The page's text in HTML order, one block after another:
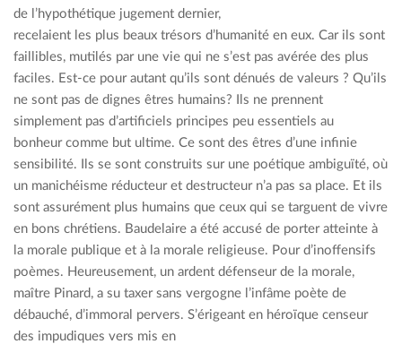
de l’hypothétique jugement dernier,
recelaient les plus beaux trésors d’humanité en eux. Car ils sont
faillibles, mutilés par une vie qui ne s’est pas avérée des plus
faciles. Est-ce pour autant qu’ils sont dénués de valeurs ? Qu’ils
ne sont pas de dignes êtres humains? Ils ne prennent
simplement pas d’artificiels principes peu essentiels au
bonheur comme but ultime. Ce sont des êtres d’une infinie
sensibilité. Ils se sont construits sur une poétique ambiguïté, où
un manichéisme réducteur et destructeur n’a pas sa place. Et ils
sont assurément plus humains que ceux qui se targuent de vivre
en bons chrétiens. Baudelaire a été accusé de porter atteinte à
la morale publique et à la morale religieuse. Pour d’inoffensifs
poèmes. Heureusement, un ardent défenseur de la morale,
maître Pinard, a su taxer sans vergogne l’infâme poète de
débauché, d’immoral pervers. S’érigeant en héroïque censeur
des impudiques vers mis en